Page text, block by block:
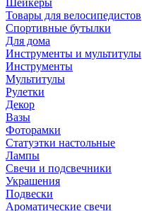
Шейкеры
Товары для велосипедистов
Спортивные бутылки
Для дома
Инструменты и мультитулы
Инструменты
Мультитулы
Рулетки
Декор
Вазы
Фоторамки
Статуэтки настольные
Лампы
Свечи и подсвечники
Украшения
Подвески
Ароматические свечи